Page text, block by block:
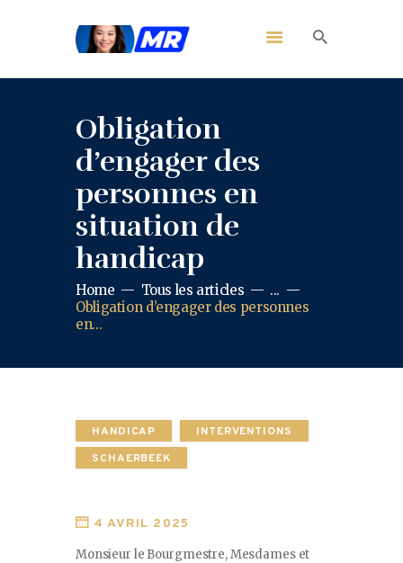
Obligation
d’engager des
personnes en
situation de
handicap
Home Tous les articles
...
Obligation d’engager des personnes
en...
HANDICAP
INTERVENTIONS
SCHAERBEEK
4 AVRIL 2025
Monsieur le Bourgmestre, Mesdames et